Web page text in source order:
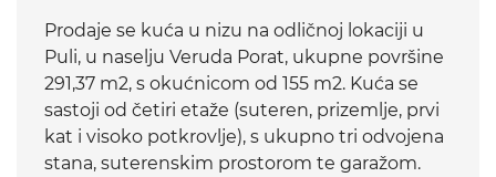
Prodaje se kuća u nizu na odličnoj lokaciji u
Puli, u naselju Veruda Porat, ukupne površine
291,37 m2, s okućnicom od 155 m2. Kuća se
sastoji od četiri etaže (suteren, prizemlje, prvi
kat i visoko potkrovlje), s ukupno tri odvojena
stana, suterenskim prostorom te garažom.